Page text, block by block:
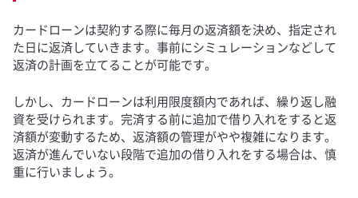
カードローンは契約する際に毎月の返済額を決め、指定され
た日に返済していきます。事前にシミュレーションなどして
返済の計画を立てることが可能です。
しかし、カードローンは利用限度額内であれば、繰り返し融
資を受けられます。完済する前に追加で借り入れをすると返
済額が変動するため、返済額の管理がやや複雑になります。
返済が進んでいない段階で追加の借り入れをする場合は、慎
重に行いましょう。